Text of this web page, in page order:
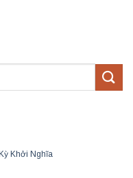
Khởi Nghĩa